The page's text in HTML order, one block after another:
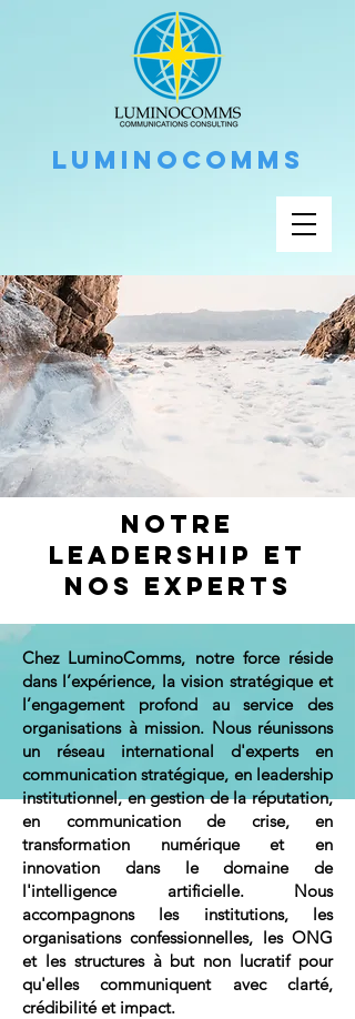
LUMINOCOMMS
Notre
leadership et
nos experts
Chez LuminoComms, notre force réside
dans l’expérience, la vision stratégique et
l’engagement profond au service des
organisations à mission. Nous réunissons
un réseau international d'experts en
communication stratégique, en leadership
institutionnel, en gestion de la réputation,
en communication de crise, en
transformation numérique et en
innovation dans le domaine de
l'intelligence artificielle. Nous
accompagnons les institutions, les
organisations confessionnelles, les ONG
et les structures à but non lucratif pour
qu'elles communiquent avec clarté,
crédibilité et impact.